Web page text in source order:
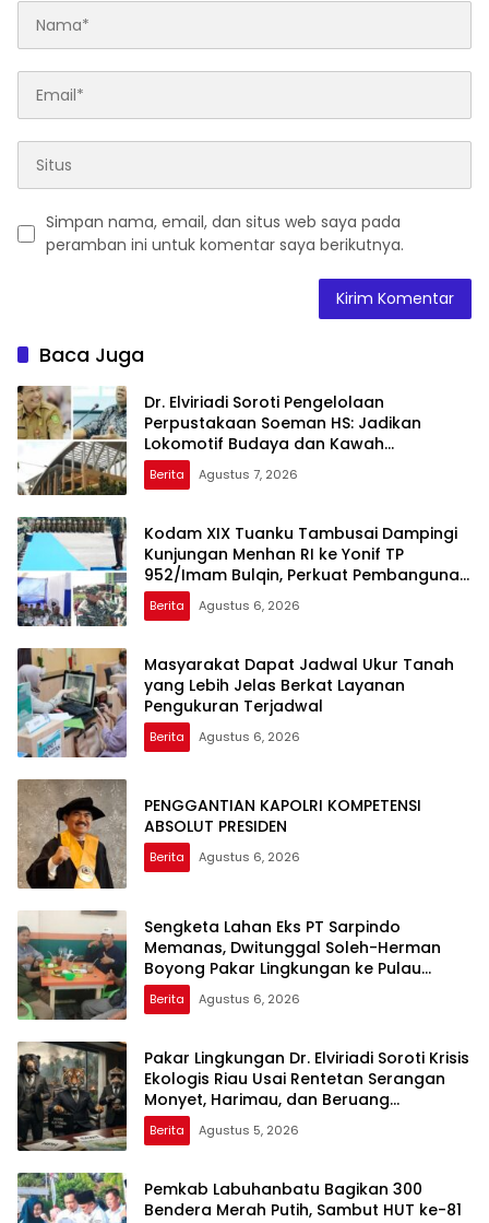
Simpan nama, email, dan situs web saya pada
peramban ini untuk komentar saya berikutnya.
Baca Juga
Dr. Elviriadi Soroti Pengelolaan
Perpustakaan Soeman HS: Jadikan
Lokomotif Budaya dan Kawah
Candradimuka Intelektual
Berita Agustus 7, 2026
Kodam XIX Tuanku Tambusai Dampingi
Kunjungan Menhan RI ke Yonif TP
952/Imam Bulqin, Perkuat Pembangunan
Satuan
Berita Agustus 6, 2026
Masyarakat Dapat Jadwal Ukur Tanah
yang Lebih Jelas Berkat Layanan
Pengukuran Terjadwal
Berita Agustus 6, 2026
PENGGANTIAN KAPOLRI KOMPETENSI
ABSOLUT PRESIDEN
Berita Agustus 6, 2026
Sengketa Lahan Eks PT Sarpindo
Memanas, Dwitunggal Soleh-Herman
Boyong Pakar Lingkungan ke Pulau
Rupat
Berita Agustus 6, 2026
Pakar Lingkungan Dr. Elviriadi Soroti Krisis
Ekologis Riau Usai Rentetan Serangan
Monyet, Harimau, dan Beruang
Terhadap Warga
Berita Agustus 5, 2026
Pemkab Labuhanbatu Bagikan 300
Bendera Merah Putih, Sambut HUT ke-81